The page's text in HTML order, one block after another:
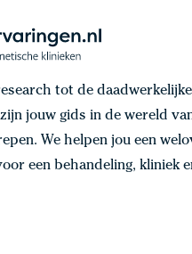
tot de daadwerkelijke
jouw gids in de wereld
We helpen jou een
een behandeling, kliniek